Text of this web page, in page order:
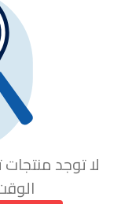
لا توجد